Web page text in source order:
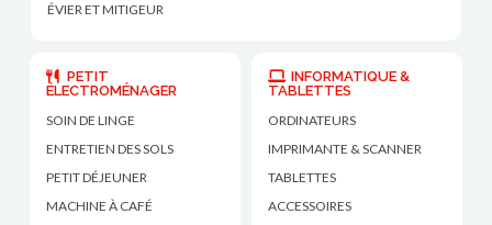
ÉVIER ET MITIGEUR
PETIT
ÉLECTROMÉNAGER
SOIN DE LINGE
ENTRETIEN DES SOLS
PETIT DÉJEUNER
MACHINE À CAFÉ
INFORMATIQUE &
TABLETTES
ORDINATEURS
IMPRIMANTE & SCANNER
TABLETTES
ACCESSOIRES